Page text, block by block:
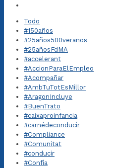
Todo
#150años
#25años500veranos
#25añosFdMA
#accelerant
#AccionParaElEmpleo
#Acompañar
#AmbTuTotEsMillor
#AragonIncluye
#BuenTrato
#caixaproinfancia
#carnédeconducir
#Compliance
#Comunitat
#conducir
#Confía